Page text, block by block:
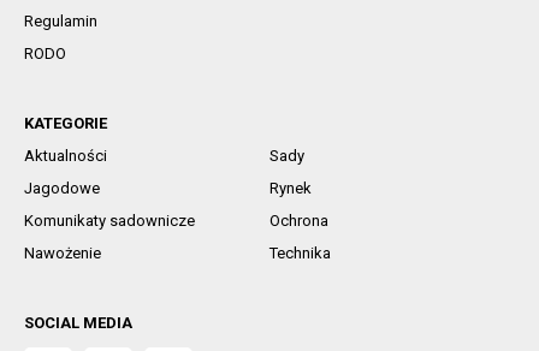
Regulamin
RODO
KATEGORIE
Aktualności
Sady
Jagodowe
Rynek
Komunikaty sadownicze
Ochrona
Nawożenie
Technika
SOCIAL MEDIA